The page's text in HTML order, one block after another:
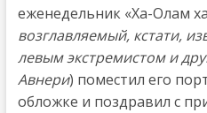
еженедельник «Ха-Олам
возглавляемый, кстати,
левым экстремистом и
Авнери) поместил его
обложке и поздравил с